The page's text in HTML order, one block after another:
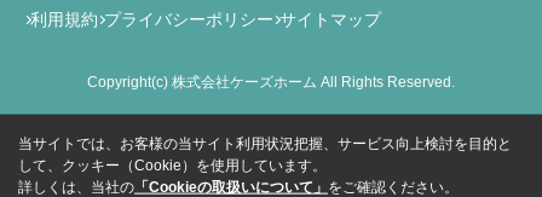
利用規約 プライバシーポリシー サイトマップ
Copyright(c) 株式会社ケーズホーム All Rights Reserved.
当サイトでは、お客様の当サイト利用状況把握、サービス向上検討を目的と
して、クッキー（Cookie）を使用しています。
詳しくは、当社の 「Cookieの取扱いについて」 をご確認ください。